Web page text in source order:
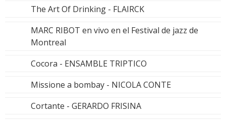
The Art Of Drinking - FLAIRCK
MARC RIBOT en vivo en el Festival de jazz de
Montreal
Cocora - ENSAMBLE TRIPTICO
Missione a bombay - NICOLA CONTE
Cortante - GERARDO FRISINA